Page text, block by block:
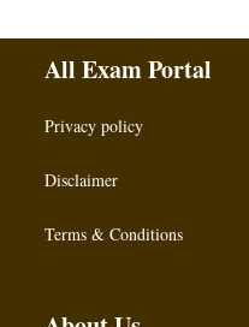
All Exam Portal
Privacy policy
Disclaimer
Terms & Conditions